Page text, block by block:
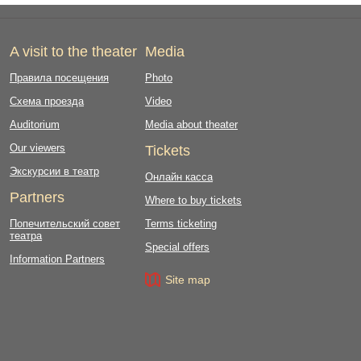
A visit to the theater
Правила посещения
Схема проезда
Auditorium
Our viewers
Экскурсии в театр
Partners
Попечительский совет
театра
Information Partners
Media
Photo
Video
Media about theater
Tickets
Онлайн касса
Where to buy tickets
Terms ticketing
Special offers
Site map